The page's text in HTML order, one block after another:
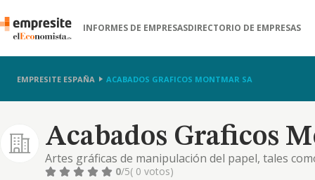
INFORMES DE EMPRESASDIRECTORIO DE EMPRESAS
EMPRESITE ESPAÑA ACABADOS GRAFICOS MONTMAR SA
Acabados Graficos
Artes gráficas de manipulación del papel, tales
automático y manual.
0/5( 0 votos)